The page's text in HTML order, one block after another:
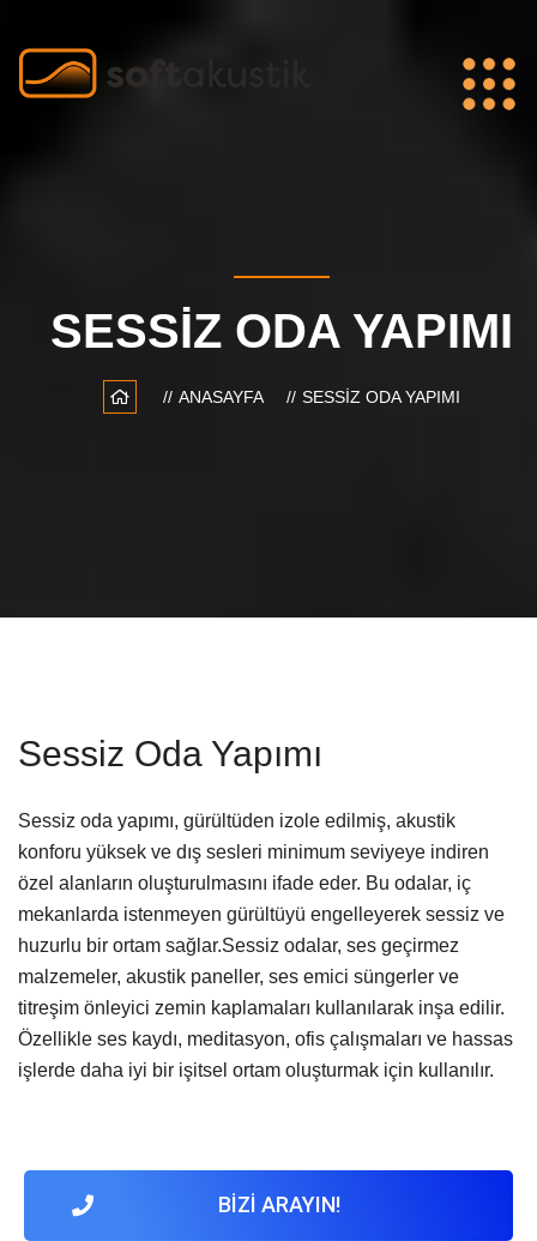
SESSIZ ODA YAPIMI
ANASAYFA SESSIZ ODA YAPIMI
Sessiz Oda Yapımı
Sessiz oda yapımı, gürültüden izole edilmiş, akustik
konforu yüksek ve dış sesleri minimum seviyeye indiren
özel alanların oluşturulmasını ifade eder. Bu odalar, iç
mekanlarda istenmeyen gürültüyü engelleyerek sessiz ve
huzurlu bir ortam sağlar.Sessiz odalar, ses geçirmez
malzemeler, akustik paneller, ses emici süngerler ve
titreşim önleyici zemin kaplamaları kullanılarak inşa edilir.
Özellikle ses kaydı, meditasyon, ofis çalışmaları ve hassas
işlerde daha iyi bir işitsel ortam oluşturmak için kullanılır.
BİZİ ARAYIN!